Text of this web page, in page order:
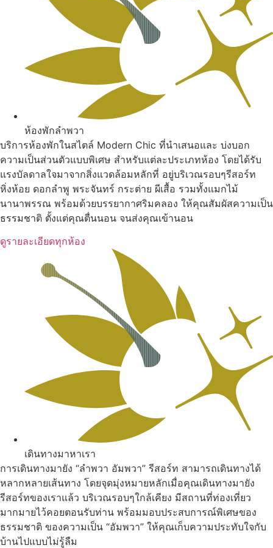
ห้องพักลำพวา
บริการห้องพักในสไตล์ Modern Chic ที่นำเสนอและ บ่งบอก
ความเป็นส่วนตัวแบบพิเศษ สำหรับแต่ละประเภทห้อง โดยได้รับ
แรงบัลดาลใจมาจากสิ่งแวดล้อมหลักที่ อยู่บริเวณรอบๆรีสอร์ท
หิ่งห้อย ดอกลำพู พระจันทร์ กระต่าย ผีเสื้อ รวมทั้งแมกไม้
นานาพรรณ พร้อมด้วยบรรยากาศริมคลอง ให้คุณสัมผัสความเป็น
ธรรมชาติ ตั้งแต่คุณตื่นนอน จนส่งคุณเข้านอน
ดูรายละเอียดทุกห้อง
เดินทางมาหาเรา
การเดินทางมายัง “ลำพวา อัมพวา” รีสอร์ท สามารถเดินทางได้
หลากหลายเส้นทาง โดยจุดมุ่งหมายหลักเมื่อคุณเดินทางมายัง
รีสอร์ทของเราแล้ว บริเวณรอบๆใกล้เคียง มีสถานที่ท่องเที่ยว
มากมายไว้คอยตอนรับท่าน พร้อมมอบประสบการณ์พิเศษของ
ธรรมชาติ ของความเป็น “อัมพวา” ให้คุณเก็บความประทับใจกับ
บ้านไปแบบไม่รู้ลืม